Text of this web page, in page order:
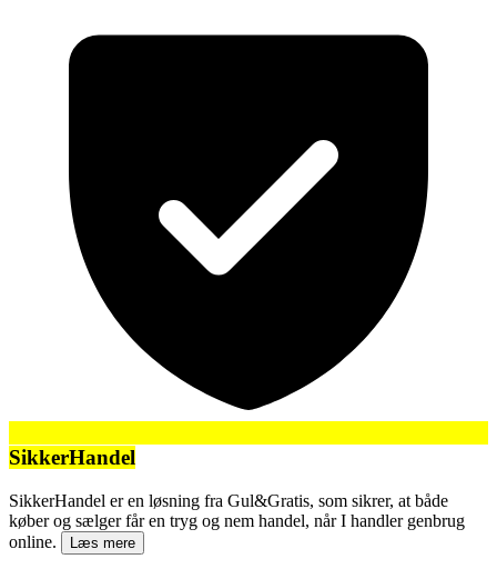
SikkerHandel
SikkerHandel er en løsning fra Gul&Gratis, som sikrer, at både
køber og sælger får en tryg og nem handel, når I handler genbrug
online.
Læs mere